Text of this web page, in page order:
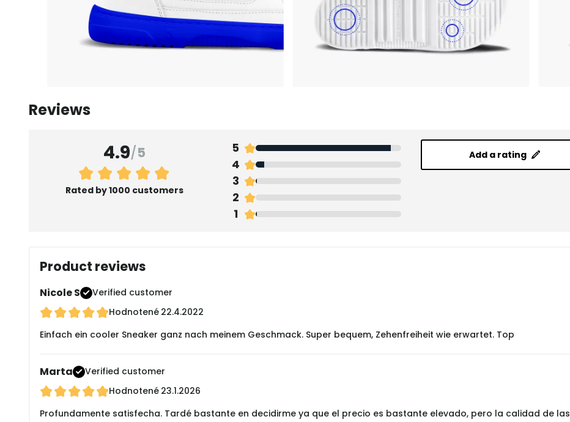
Reviews
4.9/5
Rated by 1000 customers
5
4
3
2
1
Add a rating
Product reviews
Nicole S
Verified customer
Hodnotené 22.4.2022
Einfach ein cooler Sneaker ganz nach meinem Geschmack. Super bequem, Zehenfreiheit wie erwartet. Top
Marta
Verified customer
Hodnotené 23.1.2026
Profundamente satisfecha. Tardé bastante en decidirme ya que el precio es bastante elevado, pero la calidad de